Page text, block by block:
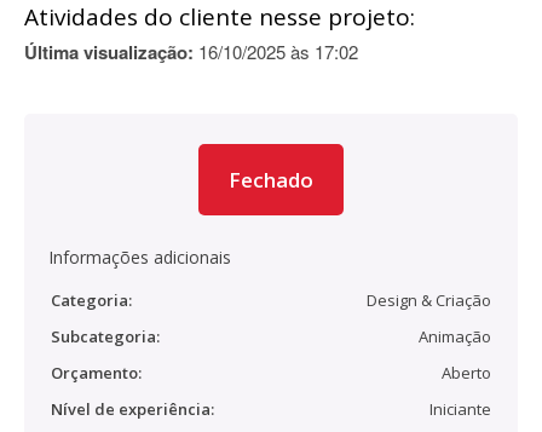
Atividades do cliente nesse projeto:
Última visualização: 16/10/2025 às 17:02
Fechado
Informações adicionais
Categoria:
Design & Criação
Subcategoria:
Animação
Orçamento:
Aberto
Nível de experiência:
Iniciante